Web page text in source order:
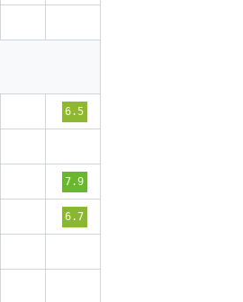
6.5
7.9
6.7